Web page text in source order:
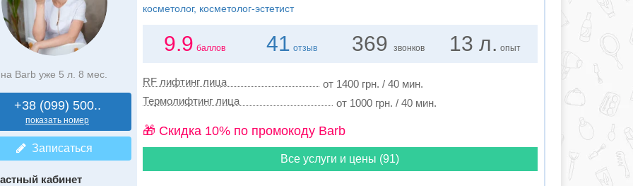
на Barb уже 5 л. 8 мес.
+38 (099) 500..
показать номер
Записаться
кабинет
косметолог, косметолог-эстетист
9.9 баллов 41 отзыв 369 звонков 13 л. опыт
RF лифтинг лица
от 1400 грн. / 40 мин.
Термолифтинг лица
от 1000 грн. / 40 мин.
🎁 Cкидка 10% по промокоду Barb
Все услуги и цены (91)